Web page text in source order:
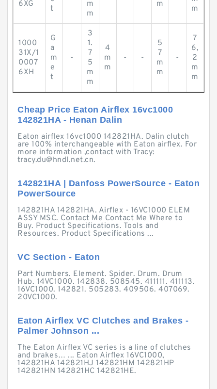
6XG
t
m
m
m
m
1000
31X/1
0007
6XH
G
a
m
e
t
-
3
1.
7
5
m
m
4
m
m
- -
5
7
m
m
-
7
6,
2
m
m
Cheap Price Eaton Airflex 16vc1000
142821HA - Henan Dalin
Eaton airflex 16vc1000 142821HA. Dalin clutch
are 100% interchangeable with Eaton airflex. For
more information ,contact with Tracy:
tracy.du@hndl.net.cn.
142821HA | Danfoss PowerSource - Eaton
PowerSource
142821HA 142821HA. Airflex - 16VC1000 ELEM
ASSY MSC. Contact Me Contact Me Where to
Buy. Product Specifications. Tools and
Resources. Product Specifications ...
VC Section - Eaton
Part Numbers. Element. Spider. Drum. Drum
Hub. 14VC1000. 142838. 508545. 411111. 411113.
16VC1000. 142821. 505283. 409506. 407069.
20VC1000.
Eaton Airflex VC Clutches and Brakes -
Palmer Johnson ...
The Eaton Airflex VC series is a line of clutches
and brakes… ... Eaton Airflex 16VC1000,
142821HA 142821HJ 142821HM 142821HP
142821HN 142821HC 142821HE.